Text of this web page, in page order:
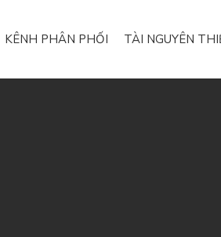
KÊNH PHÂN PHỐI TÀI NGUYÊN